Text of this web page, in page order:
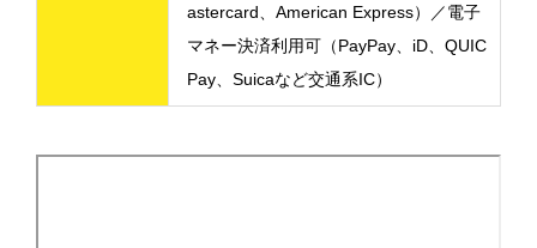
astercard、American Express）／電子
マネー決済利用可（PayPay、iD、QUIC
Pay、Suicaなど交通系IC）